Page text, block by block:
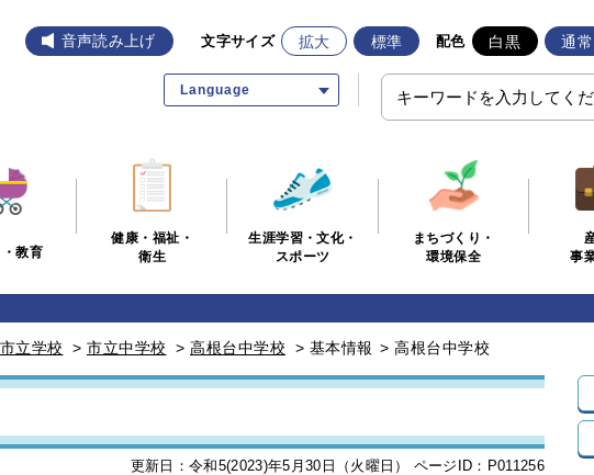
音声読み上げ 文字サイズ 拡大 標準 配色 白黒 通常
Language
教育
健康・福祉・
衛生
生涯学習・文化・
スポーツ
まちづくり・
環境保全
事
市立学校 > 市立中学校 > 高根台中学校 > 基本情報 > 高根台中学校
更新日：令和5(2023)年5月30日（火曜日） ページID：P011256